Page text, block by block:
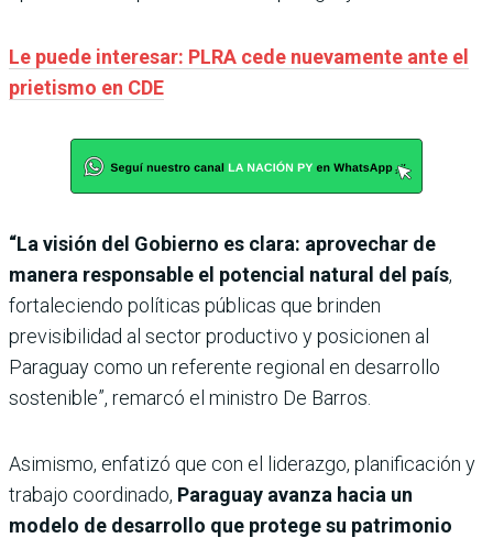
Le puede interesar: PLRA cede nuevamente ante el
prietismo en CDE
“La visión del Gobierno es clara: aprovechar de
manera responsable el potencial natural del país,
fortaleciendo políticas públicas que brinden
previsibilidad al sector productivo y posicionen al
Paraguay como un referente regional en desarrollo
sostenible”, remarcó el ministro De Barros.
Asimismo, enfatizó que con el liderazgo, planificación y
trabajo coordinado, Paraguay avanza hacia un
modelo de desarrollo que protege su patrimonio